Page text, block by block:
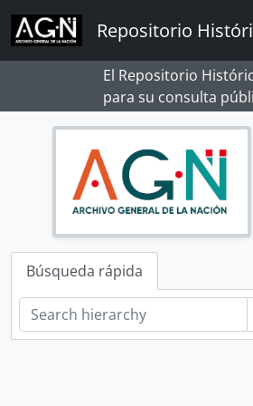
Skip to main content
Repositorio
El Repositorio
para su consulta
Búsqueda rápida